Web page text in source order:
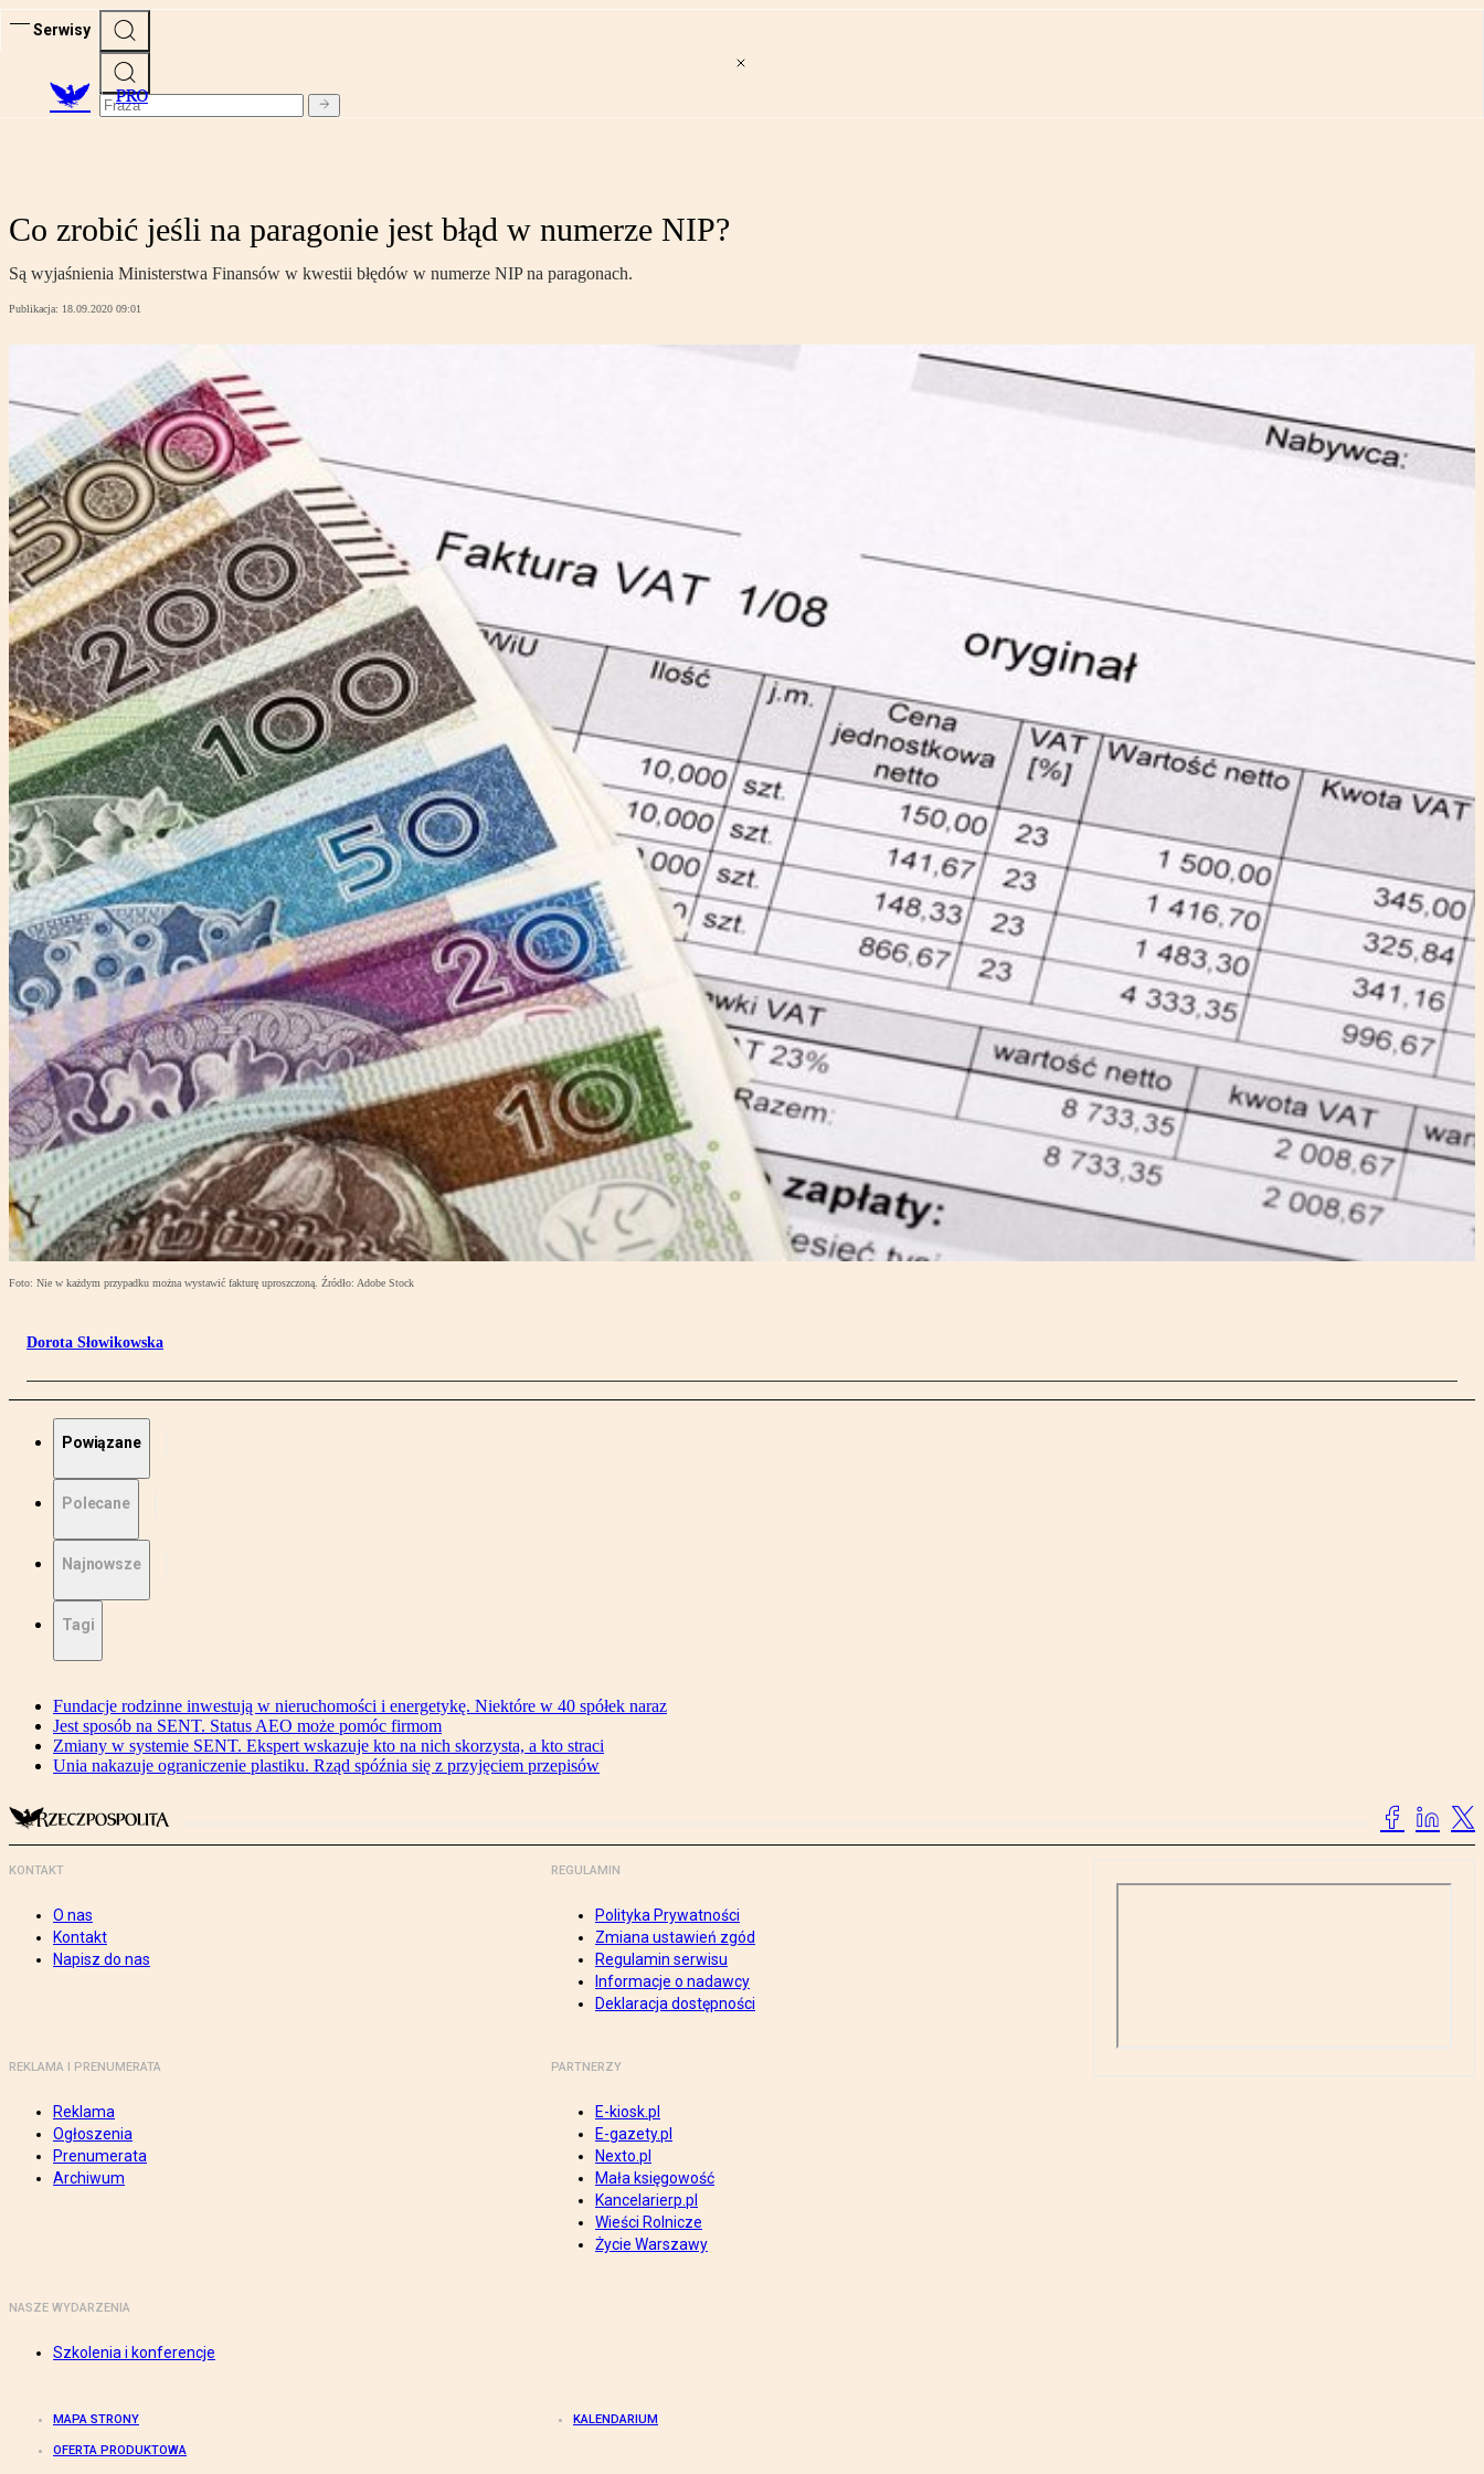
Serwisy
PRO
Co zrobić jeśli na paragonie jest błąd w numerze NIP?
Są wyjaśnienia Ministerstwa Finansów w kwestii błędów w numerze NIP na paragonach.
Publikacja: 18.09.2020 09:01
Foto: Nie w każdym przypadku można wystawić fakturę uproszczoną. Źródło: Adobe Stock
Dorota Słowikowska
Powiązane
Polecane
Najnowsze
Tagi
Fundacje rodzinne inwestują w nieruchomości i energetykę. Niektóre w 40 spółek naraz
Jest sposób na SENT. Status AEO może pomóc firmom
Zmiany w systemie SENT. Ekspert wskazuje kto na nich skorzysta, a kto straci
Unia nakazuje ograniczenie plastiku. Rząd spóźnia się z przyjęciem przepisów
KONTAKT
O nas
Kontakt
Napisz do nas
REGULAMIN
Polityka Prywatności
Zmiana ustawień zgód
Regulamin serwisu
Informacje o nadawcy
Deklaracja dostępności
REKLAMA I PRENUMERATA
Reklama
Ogłoszenia
Prenumerata
Archiwum
PARTNERZY
E-kiosk.pl
E-gazety.pl
Nexto.pl
Mała księgowość
Kancelarierp.pl
Wieści Rolnicze
Życie Warszawy
NASZE WYDARZENIA
Szkolenia i konferencje
MAPA STRONY KALENDARIUM
OFERTA PRODUKTOWA